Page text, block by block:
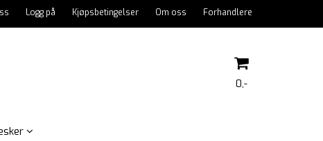
Logg på Kjøpsbetingelser Om oss Forhandlere
0,-